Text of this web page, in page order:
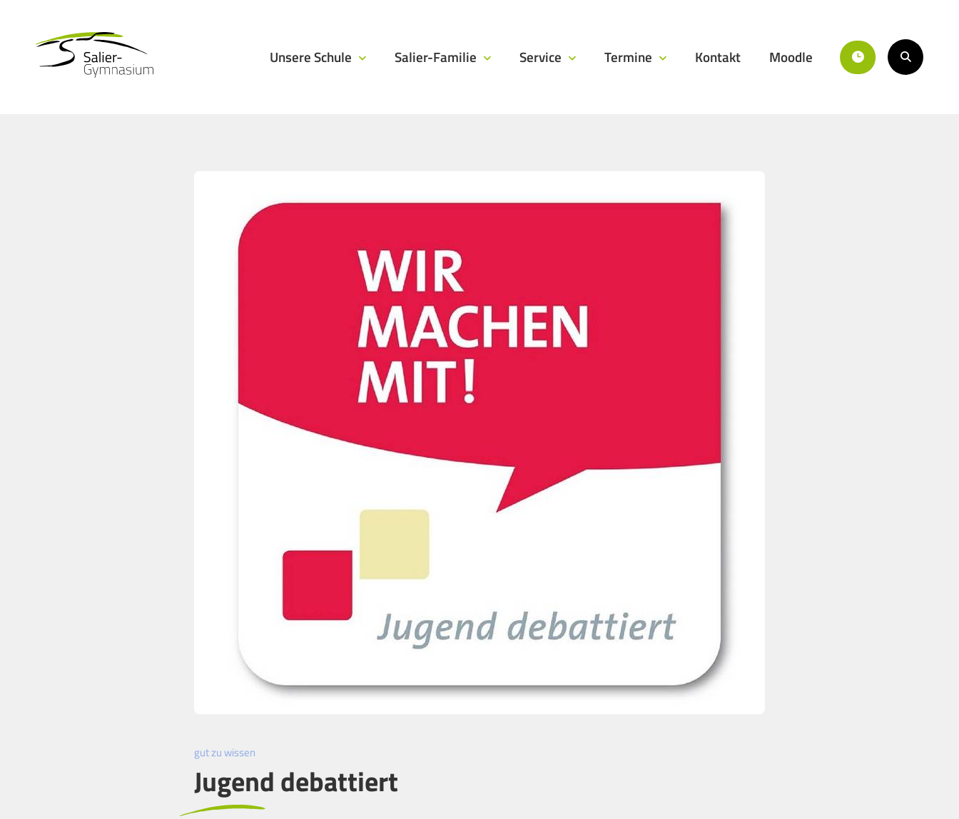
Unsere Schule Salier-Familie Service Termine Kontakt Moodle
gut zu wissen
Jugend debattiert